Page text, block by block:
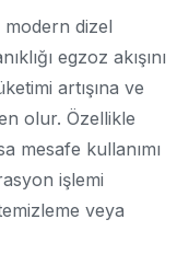
modern dizel
egzoz akışını
artışına ve
olur. Özellikle
mesafe kullanımı
işlemi
veya